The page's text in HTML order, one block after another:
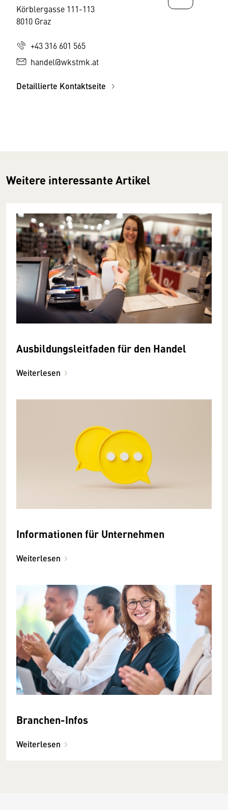
Körblergasse 111-113
8010 Graz
+43 316 601 565
handel@wkstmk.at
Detaillierte Kontaktseite
Weitere interessante Artikel
Ausbildungsleitfaden für den Handel
Weiterlesen
Informationen für Unternehmen
Weiterlesen
Branchen-Infos
Weiterlesen